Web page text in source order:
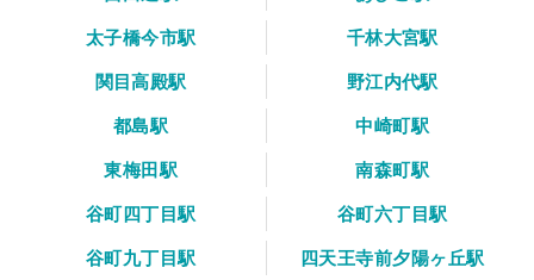
太子橋今市駅
千林大宮駅
関目高殿駅
野江内代駅
都島駅
中崎町駅
東梅田駅
南森町駅
谷町四丁目駅
谷町六丁目駅
谷町九丁目駅
四天王寺前夕陽ヶ丘駅